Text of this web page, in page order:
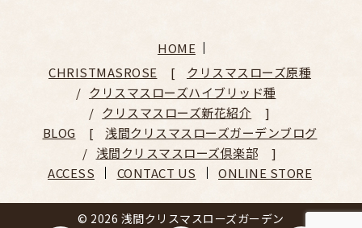
HOME
CHRISTMASROSE
クリスマスローズ原種
クリスマスローズハイブリッド種
クリスマスローズ新花紹介
BLOG
浅間クリスマスローズガーデンブログ
浅間クリスマスローズ倶楽部
ACCESS
CONTACT US ONLINE STORE
© 2026 浅間クリスマスローズガーデン